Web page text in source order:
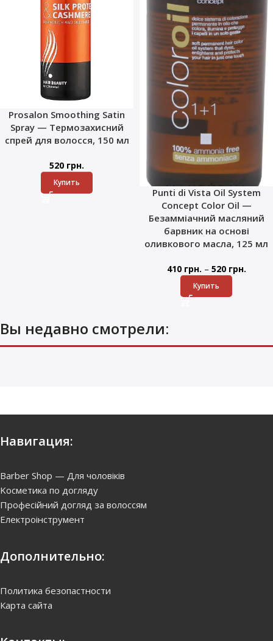
Prosalon Smoothing Satin
Spray — Термозахисний
спрей для волосся, 150 мл
520 грн.
Купить
Punti di Vista Oil System
Concept Color Oil —
Безамміачний масляний
барвник на основі
оливкового масла, 125 мл
410 грн. – 520 грн.
Купить
Вы недавно смотрели:
Навигация:
Barber Shop — Для чоловіків
Kосметика по догляду
Професійний догляд за волоссям
Електроінструмент
Дополнительно:
Политика безопастности
Карта сайта